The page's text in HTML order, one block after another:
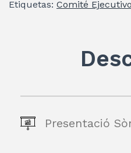
er e
n
Etiquetas: Comité Ejecutivo
Presentació